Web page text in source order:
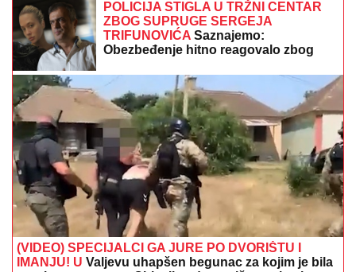
VODITELJKA RTS-A UŽIVA NA JAHTIZategnuta kao
praćka u 52. godini: Otkopčala košulju i pokazala
zašto važi za jednu od najzgodnijih (Foto)
SKANDAL POSLE "ELITE"
Anastasijin otac zvao Borinu
porodicu, pa napravio DAR-MAR!
Tenzije eskalirale u porodični rat, pa
usledio OBRT
"MOŽDA JE ON SERIJSKI UBICA"
Žarko Popović za Blic TV o misteriji
ubistva lepe Ruskinje u Beogradu:
"Treba proveriti da nije još negde u
Srbiji napravio neko ZLO"